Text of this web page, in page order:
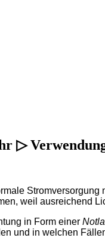
▷
weil ausreichend
in Form einer
und in welchen